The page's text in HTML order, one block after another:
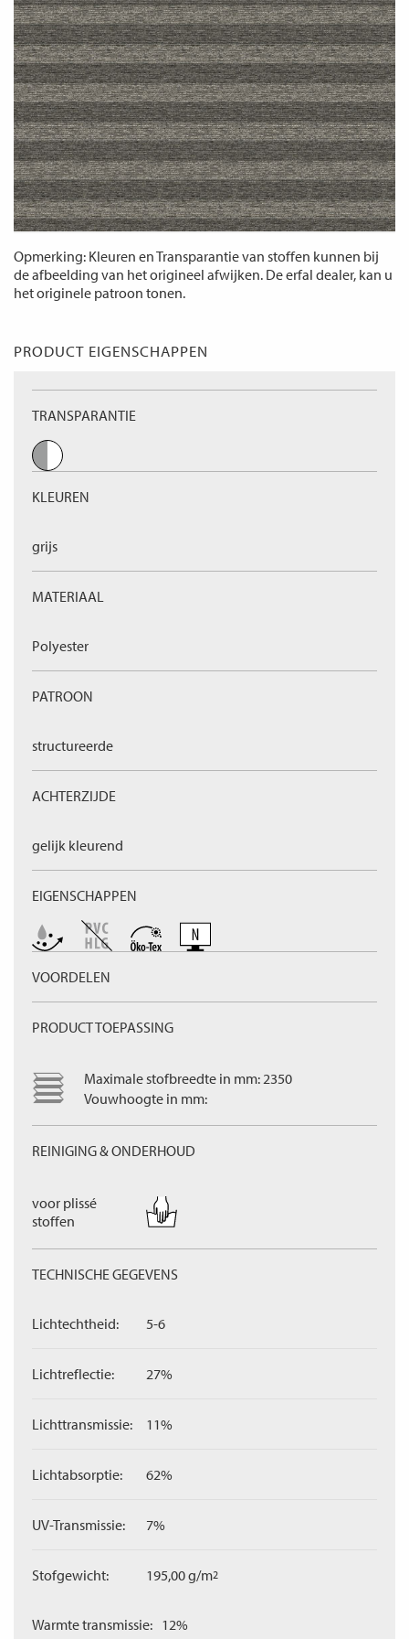
Opmerking: Kleuren en Transparantie van stoffen kunnen bij
de afbeelding van het origineel afwijken. De erfal dealer, kan u
het originele patroon tonen.
PRODUCT EIGENSCHAPPEN
TRANSPARANTIE
KLEUREN
grijs
MATERIAAL
Polyester
PATROON
structureerde
ACHTERZIJDE
gelijk kleurend
EIGENSCHAPPEN
VOORDELEN
PRODUCT TOEPASSING
Maximale stofbreedte in mm: 2350
Vouwhoogte in mm:
REINIGING & ONDERHOUD
voor plissé
stoffen
TECHNISCHE GEGEVENS
Lichtechtheid: 5-6
Lichtreflectie: 27%
Lichttransmissie: 11%
Lichtabsorptie: 62%
UV-Transmissie: 7%
Stofgewicht: 195,00 g/m2
Warmte transmissie: 12%